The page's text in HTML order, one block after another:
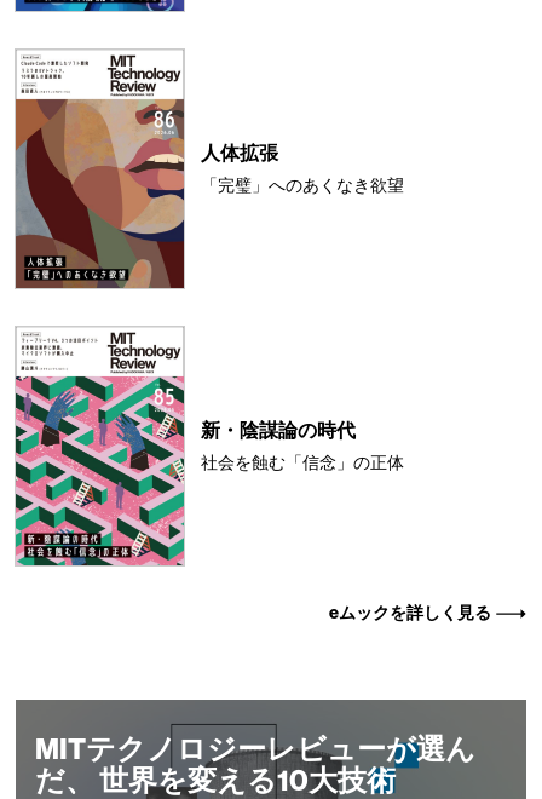
人体拡張
「完璧」へのあくなき欲望
新・陰謀論の時代
社会を蝕む「信念」の正体
eムックを詳しく見る
MITテクノロジーレビューが選ん
だ、 世界を変える10大技術